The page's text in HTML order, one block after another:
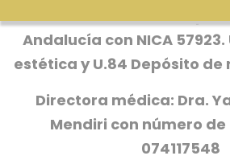
Centro autorizado por
Andalucía con NICA
estética y U.84 Depósito
Directora médica: Dra.
Mendiri con número
074117548